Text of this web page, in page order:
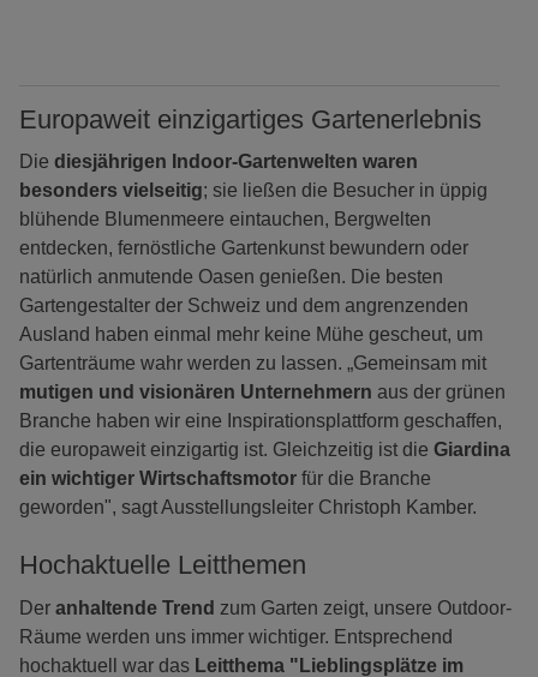
Europaweit einzigartiges Gartenerlebnis
Die diesjährigen Indoor-Gartenwelten waren
besonders vielseitig; sie ließen die Besucher in üppig
blühende Blumenmeere eintauchen, Bergwelten
entdecken, fernöstliche Gartenkunst bewundern oder
natürlich anmutende Oasen genießen. Die besten
Gartengestalter der Schweiz und dem angrenzenden
Ausland haben einmal mehr keine Mühe gescheut, um
Gartenträume wahr werden zu lassen. „Gemeinsam mit
mutigen und visionären Unternehmern aus der grünen
Branche haben wir eine Inspirationsplattform geschaffen,
die europaweit einzigartig ist. Gleichzeitig ist die Giardina
ein wichtiger Wirtschaftsmotor für die Branche
geworden", sagt Ausstellungsleiter Christoph Kamber.
Hochaktuelle Leitthemen
Der anhaltende Trend zum Garten zeigt, unsere Outdoor-
Räume werden uns immer wichtiger. Entsprechend
hochaktuell war das Leitthema "Lieblingsplätze im